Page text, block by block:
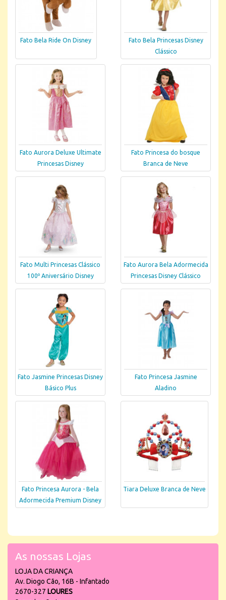
Fato Bela Ride On Disney
Fato Bela Princesas Disney
Clássico
Fato Aurora Deluxe Ultimate
Princesas Disney
Fato Princesa do bosque
Branca de Neve
Fato Multi Princesas Clássico
100º Aniversário Disney
Fato Aurora Bela Adormecida
Princesas Disney Clássico
Fato Jasmine Princesas Disney
Básico Plus
Fato Princesa Jasmine
Aladino
Fato Princesa Aurora - Bela
Adormecida Premium Disney
Tiara Deluxe Branca de Neve
As nossas Lojas
LOJA DA CRIANÇA
Av. Diogo Cão, 16B - Infantado
2670-327 LOURES